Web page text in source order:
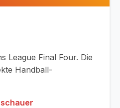
League Final Four. Die
Handball-